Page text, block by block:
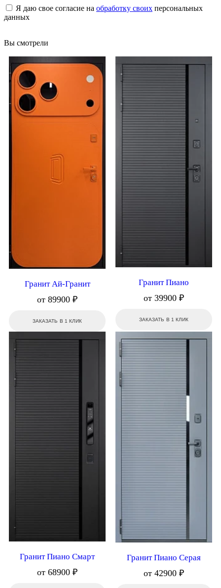
Я даю свое согласие на обработку своих персональных
данных
Вы смотрели
Гранит Ай-Гранит
от 89900 ₽
ЗАКАЗАТЬ В 1 КЛИК
Гранит Пиано
от 39900 ₽
ЗАКАЗАТЬ В 1 КЛИК
Гранит Пиано Смарт
от 68900 ₽
Гранит Пиано Серая
от 42900 ₽